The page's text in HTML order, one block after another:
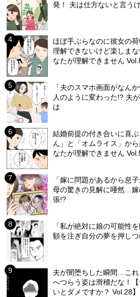
発！ 夫は仕方ないと言う
ほぼ手ぶらなのに彼女の
理解できないけど楽しま
なたが理解できません
「夫のスマホ画面がなん
人のように変わった!? 夫
は
結婚前提の付き合いに喜
ん」と「オムライス」か
なたが理解できません
「嫁に問題があるから息
母の驚きの見解に唖然…
張!?
「私が絶対に娘の可能性
額を注ぎ自分の夢を押し
夫が闇堕ちした瞬間…こ
へつらう姿は滑稽だな！
いとダメですか？ Vol.28】